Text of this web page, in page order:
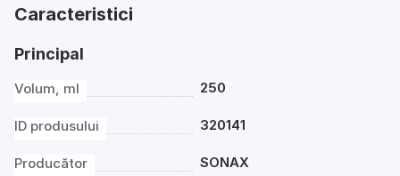
Caracteristici
Principal
Volum, ml 250
ID produsului 320141
Producător SONAX